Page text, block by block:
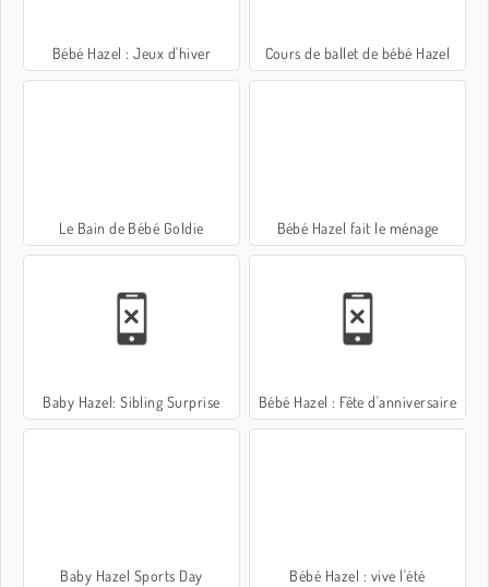
Bébé Hazel : Jeux d'hiver Cours de ballet de bébé Hazel
Le Bain de Bébé Goldie Bébé Hazel fait le ménage
Baby Hazel: Sibling Surprise Bébé Hazel : Fête d'anniversaire
Baby Hazel Sports Day Bébé Hazel : vive l'été